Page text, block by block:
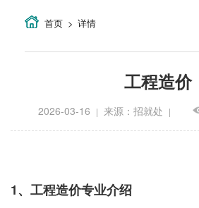
首页 详情
工程造价
2026-03-16 | 来源：招就处 |
1、工程造价专业介绍